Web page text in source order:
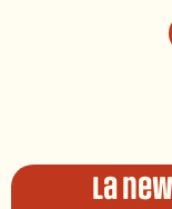
La